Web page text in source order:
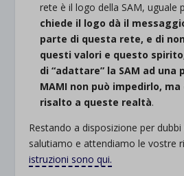
rete è il logo della SAM, uguale
chiede il logo dà il
parte di questa rete, e di
questi valori e questo
di “adattare” la SAM ad una
MAMI non può impedirlo,
risalto a queste realtà.
Restando a disposizione per
salutiamo e attendiamo le vostre
istruzioni sono qui.